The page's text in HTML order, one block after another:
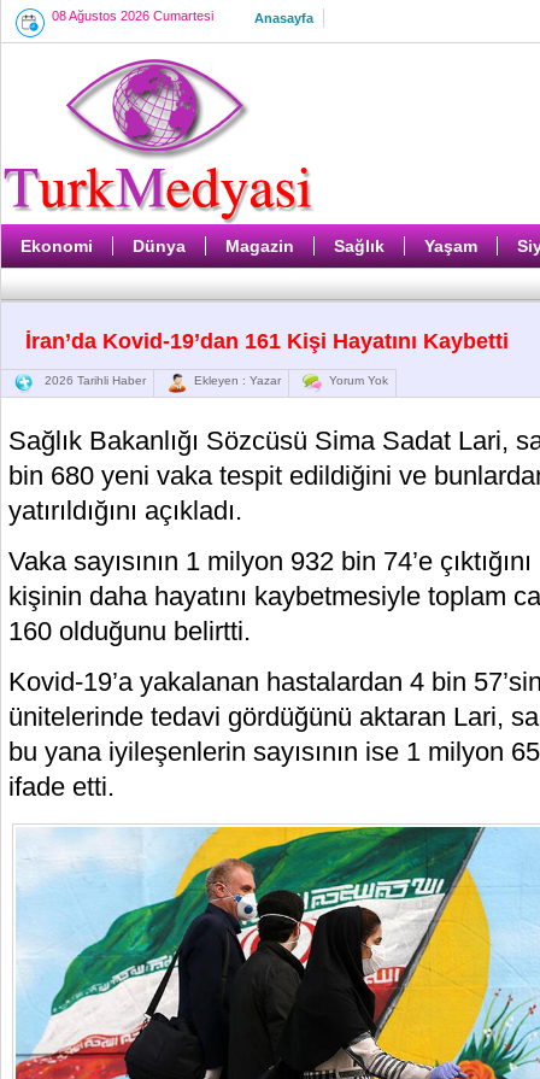
08 Ağustos 2026 Cumartesi Anasayfa
Ekonomi Dünya Magazin Sağlık Yaşam
İran’da Kovid-19’dan 161 Kişi Hayatını Kaybetti
2026 Tarihli Haber Ekleyen : Yazar Yorum Yok
Sağlık Bakanlığı Sözcüsü Sima Sadat Lari,
bin 680 yeni vaka tespit edildiğini ve
yatırıldığını açıkladı.
Vaka sayısının 1 milyon 932 bin 74’e
kişinin daha hayatını kaybetmesiyle toplam
160 olduğunu belirtti.
Kovid-19’a yakalanan hastalardan 4 bin
ünitelerinde tedavi gördüğünü aktaran Lari,
bu yana iyileşenlerin sayısının ise 1 milyon
ifade etti.